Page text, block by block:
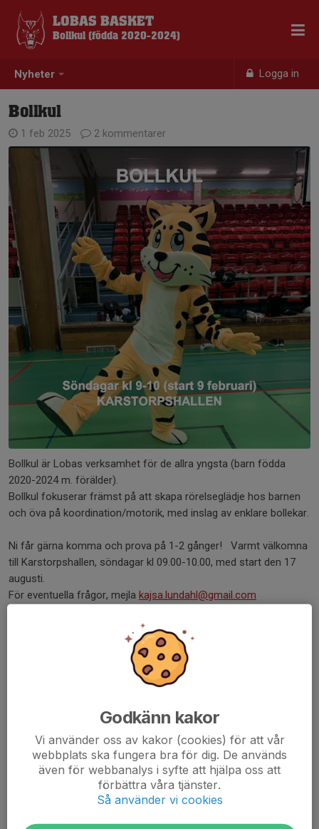
Nyheter Logga in
LOBAS BASKET
Bollkul (födda 2020-2024)
Bollkul
1 feb 2025 2 kommentarer
Bollkul är Lobas verksamhet för de allra yngsta (barn födda
2020-2024 m. förälder).
Bollkul fokuserar främst på att skapa rörelseglädje hos barnen
och öva på koordination/motorik, med inslag av enklare bollekar.
Ni får gärna komma och prova på 1-2 gånger! Varmt välkomna
till Karstorpshallen, söndagar kl 09.00-10.00, med start den 17
augusti.
För eventuella frågor, mejla kajsa.lundahl@gmail.com
Kommentarer
Kajsa Lundahl
22 feb 2025
Observera att det inte är bollkul imorgon (23/2). Vi är
igång igen om en vecka, dvs. 2/:3!
Kajsa Lundahl29 mar 2025
Godkänn kakor
Vi använder oss av kakor (cookies) för att vår
webbplats ska fungera bra för dig. De används
även för webbanalys i syfte att hjälpa oss att
förbättra våra tjänster.
Så använder vi cookies